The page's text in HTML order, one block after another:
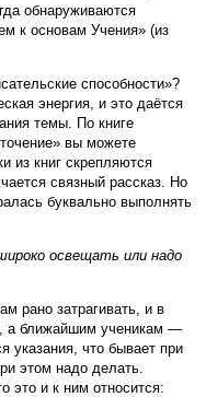
обнаруживаются
к основам Учения» (из
способности»?
энергия, и это даётся
темы. По книге
вы можете
из книг скрепляются
связный рассказ. Но
буквально выполнять
освещать или надо
рано затрагивать, и в
а ближайшим ученикам —
указания, что бывает при
этом надо делать.
это и к ним относится: